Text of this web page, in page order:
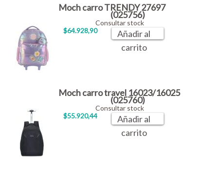
Moch carro TRENDY 27697
(025756)
$64.928,90
Consultar stock
Añadir al
carrito
Moch carro travel 16023/16025
(025760)
$55.920,44
Consultar stock
Añadir al
carrito